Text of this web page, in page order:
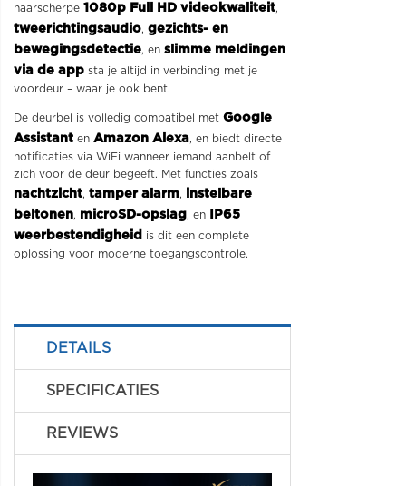
haarscherpe 1080p Full HD videokwaliteit,
tweerichtingsaudio, gezichts- en
bewegingsdetectie, en slimme meldingen
via de app sta je altijd in verbinding met je
voordeur – waar je ook bent.
De deurbel is volledig compatibel met Google
Assistant en Amazon Alexa, en biedt directe
notificaties via WiFi wanneer iemand aanbelt of
zich voor de deur begeeft. Met functies zoals
nachtzicht, tamper alarm, instelbare
beltonen, microSD-opslag, en
IP65
weerbestendigheid
is dit een complete
oplossing voor moderne toegangscontrole.
DETAILS
SPECIFICATIES
REVIEWS